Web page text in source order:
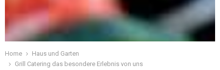
Home
Haus und Garten
Grill Catering das besondere Erlebnis von uns